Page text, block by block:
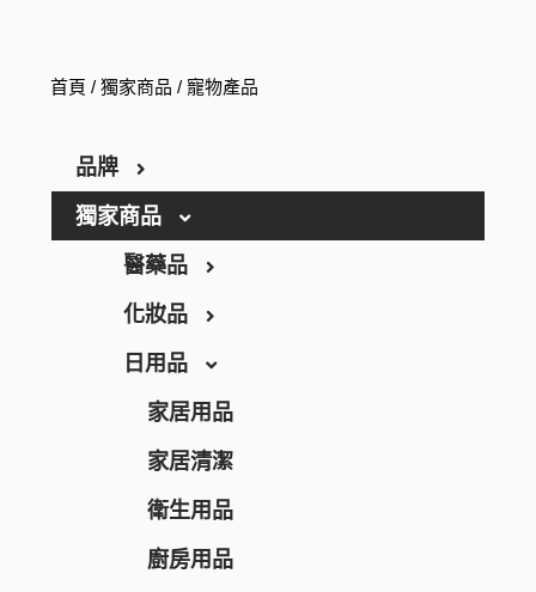
首頁 /獨家商品 / 寵物產品
品牌
ARGELAN
THE RETINOTIME
THE RETINOTIME WHITE
W/M AAA
RECiPEO
REPLICA NOTES
MQURE
KNOWLEDGE
獨家商品
醫藥品
保健食品
養生保健
營養補充
維他命
美肌保健
纖體塑身
化妝品
彩妝
唇妝及護理
化妝工具及配件
洗顏潔面
面部護理
日用品
家居用品
家居清潔
衛生用品
廚房用品